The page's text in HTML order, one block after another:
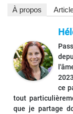
À propos
ce
tout
que je partage